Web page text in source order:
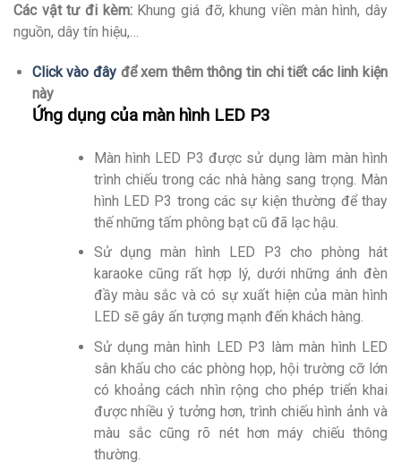
Các vật tư đi kèm: Khung giá đỡ, khung viền màn hình, dây
nguồn, dây tín hiệu,…
Click vào đây để xem thêm thông tin chi tiết các linh kiện
này
Ứng dụng của màn hình LED P3
Màn hình LED P3 được sử dụng làm màn hình
trình chiếu trong các nhà hàng sang trọng. Màn
hình LED P3 trong các sự kiện thường để thay
thế những tấm phông bạt cũ đã lạc hậu.
Sử dụng màn hình LED P3 cho phòng hát
karaoke cũng rất hợp lý, dưới những ánh đèn
đầy màu sắc và có sự xuất hiện của màn hình
LED sẽ gây ấn tượng mạnh đến khách hàng.
Sử dụng màn hình LED P3 làm màn hình LED
sân khấu cho các phòng họp, hội trường cỡ lớn
có khoảng cách nhìn rộng cho phép triển khai
được nhiều ý tưởng hơn, trình chiếu hình ảnh và
màu sắc cũng rõ nét hơn máy chiếu thông
thường.